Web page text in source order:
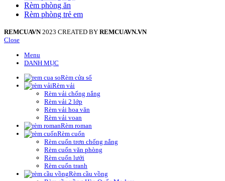
Rèm phòng ăn
Rèm phòng trẻ em
REMCUAVN 2023 CREATED BY REMCUAVN.VN
Close
Menu
DANH MỤC
Rèm cửa sổ
Rèm vải
Rèm vải chống nắng
Rèm vải 2 lớp
Rèm vải hoa văn
Rèm vải voan
Rèm roman
Rèm cuốn
Rèm cuốn trơn chống nắng
Rèm cuốn văn phòng
Rèm cuốn lưới
Rèm cuốn tranh
Rèm cầu vồng